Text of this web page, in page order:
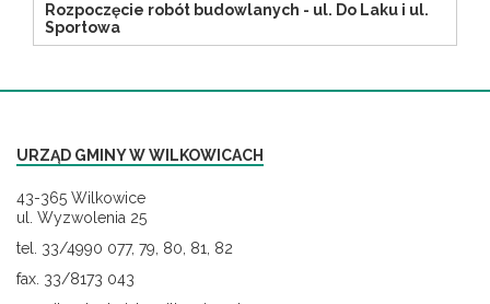
Rozpoczęcie robót budowlanych - ul. Do Laku i ul.
Sportowa
URZĄD GMINY W WILKOWICACH
43-365 Wilkowice
ul. Wyzwolenia 25
tel. 33/4990 077, 79, 80, 81, 82
fax. 33/8173 043